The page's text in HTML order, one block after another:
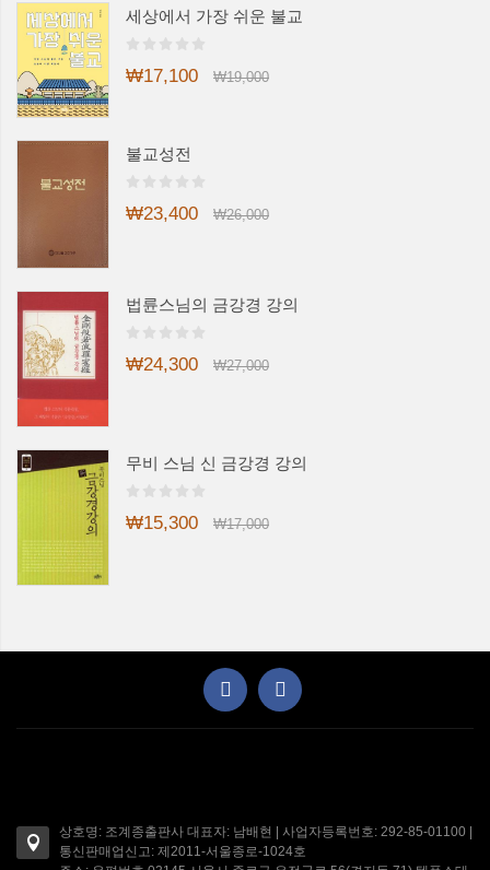
세상에서 가장 쉬운 불교
₩17,100 ₩19,000
불교성전
₩23,400 ₩26,000
법륜스님의 금강경 강의
₩24,300 ₩27,000
무비 스님 신 금강경 강의
₩15,300 ₩17,000
상호명: 조계종출판사 대표자: 남배현 | 사업자등록번호: 292-85-01100 |
통신판매업신고: 제2011-서울종로-1024호